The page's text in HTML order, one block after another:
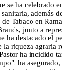
ha celebrado
además
Tabaco en
junto a
ha destacado el
riqueza agraria
ha incidido
ha